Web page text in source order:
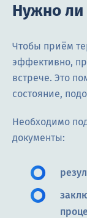
Нужно ли
Чтобы приём
эффективно,
встрече. Это
состояние,
Необходимо
документы: